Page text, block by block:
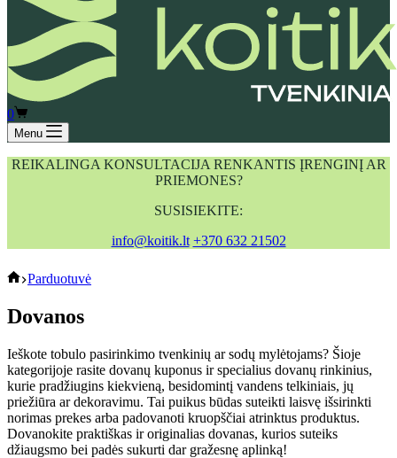
Shopping
cart
0
Menu
REIKALINGA KONSULTACIJA RENKANTIS ĮRENGINĮ AR
PRIEMONES?
SUSISIEKITE:
info@koitik.lt +370 632 21502
koitik
Parduotuvė
Dovanos
Ieškote tobulo pasirinkimo tvenkinių ar sodų mylėtojams? Šioje
kategorijoje rasite dovanų kuponus ir specialius dovanų rinkinius,
kurie pradžiugins kiekvieną, besidomintį vandens telkiniais, jų
priežiūra ar dekoravimu. Tai puikus būdas suteikti laisvę išsirinkti
norimas prekes arba padovanoti kruopščiai atrinktus produktus.
Dovanokite praktiškas ir originalias dovanas, kurios suteiks
džiaugsmo bei padės sukurti dar gražesnę aplinką!